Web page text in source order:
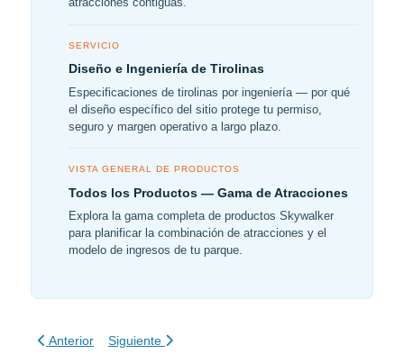
SERVICIO
Diseño e Ingeniería de Tirolinas
Especificaciones de tirolinas por ingeniería — por qué
el diseño específico del sitio protege tu permiso,
seguro y margen operativo a largo plazo.
VISTA GENERAL DE PRODUCTOS
Todos los Productos — Gama de Atracciones
Explora la gama completa de productos Skywalker
para planificar la combinación de atracciones y el
modelo de ingresos de tu parque.
Artículo anterior: Guía de las últimas atracciones de aventura
Anterior Artículo siguiente: Desarrollos de Aventura Urbana
Siguiente